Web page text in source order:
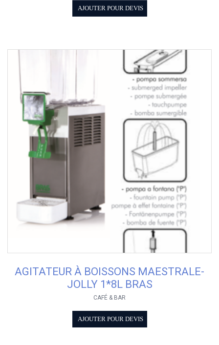
AJOUTER POUR DEVIS
AGITATEUR À BOISSONS MAESTRALE-
JOLLY 1*8L BRAS
CAFÉ & BAR
AJOUTER POUR DEVIS